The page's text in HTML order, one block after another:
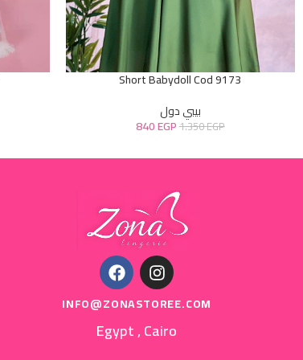
Short Babydoll Cod 9173
بيبي دول
1.350EGP
840EGP
INFO@ZONASTOREE.COM
Egypt , Cairo